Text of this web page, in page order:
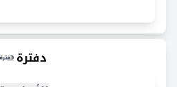
دفترة